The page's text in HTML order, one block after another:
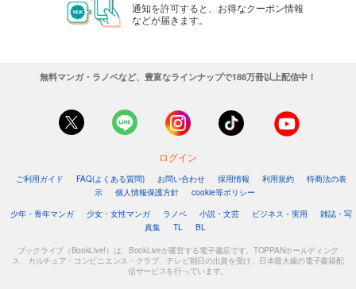
通知を許可すると、お得なクーポン情報
などが届きます。
無料マンガ・ラノベなど、豊富なラインナップで188万冊以上配信中！
ログイン
ご利用ガイド FAQ(よくある質問) お問い合わせ 採用情報 利用規約
特商法の表
示
個人情報保護方針
cookie等ポリシー
少年・青年マンガ
少女・女性マンガ ラノベ 小説・文芸 ビジネス・実用
雑誌・写
真集
TL BL
ブックライブ（BookLive!）は、BookLiveが運営する電子書店です。TOPPANホールディング
ス、カルチュア・コンビニエンス・クラブ、テレビ朝日の出資を受け、日本最大級の電子書籍配
信サービスを行っています。